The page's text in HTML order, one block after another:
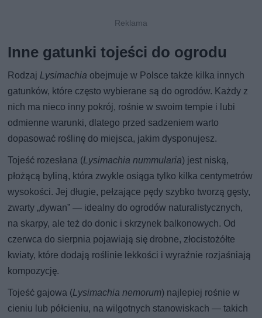
Inne gatunki tojeści do ogrodu
RodzajLysimachia obejmuje w Polsce także kilka innych
gatunków, które często wybierane są do ogrodów. Każdy z
nich ma nieco inny pokrój, rośnie w swoim tempie i lubi
odmienne warunki, dlatego przed sadzeniem warto
dopasować roślinę do miejsca, jakim dysponujesz.
Tojeść rozesłana (Lysimachia nummularia) jest niską,
płożącą byliną, która zwykle osiąga tylko kilka centymetrów
wysokości. Jej długie, pełzające pędy szybko tworzą gęsty,
zwarty „dywan” — idealny do ogrodów naturalistycznych,
na skarpy, ale też do donic i skrzynek balkonowych. Od
czerwca do sierpnia pojawiają się drobne, złocistożółte
kwiaty, które dodają roślinie lekkości i wyraźnie rozjaśniają
kompozycję.
Tojeść gajowa (Lysimachia nemorum) najlepiej rośnie w
cieniu lub półcieniu, na wilgotnych stanowiskach — takich